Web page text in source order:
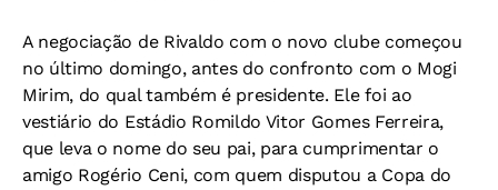
A negociação de Rivaldo com o novo clube começou
no último domingo, antes do confronto com o Mogi
Mirim, do qual também é presidente. Ele foi ao
vestiário do Estádio Romildo Vitor Gomes Ferreira,
que leva o nome do seu pai, para cumprimentar o
amigo Rogério Ceni, com quem disputou a Copa do